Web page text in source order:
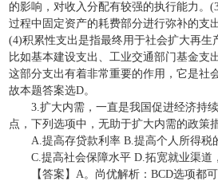
的影响，对收入分配有较强的执行能力。
过程中固定资产的耗费部分进行弥补的支
(4)积累性支出是指最终用于社会扩大再生
比如基本建设支出、工业交通部门基金支
这部分支出有着非常重要的作用，它是社
故本题答案选D。
3.扩大内需，一直是我国促进经济持
点，下列选项中，无助于扩大内需的政策
A.提高存贷款利率 B.提高个人所得税
C.提高社会保障水平 D.拓宽就业渠道
【答案】A。尚优解析：BCD选项都